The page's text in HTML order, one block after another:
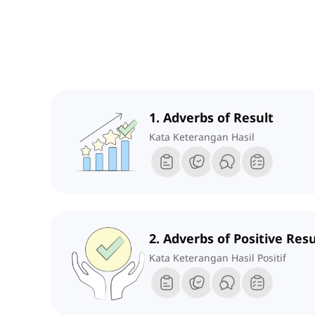
1. Adverbs of Result
Kata Keterangan Hasil
2. Adverbs of Positive
Kata Keterangan Hasil Positif